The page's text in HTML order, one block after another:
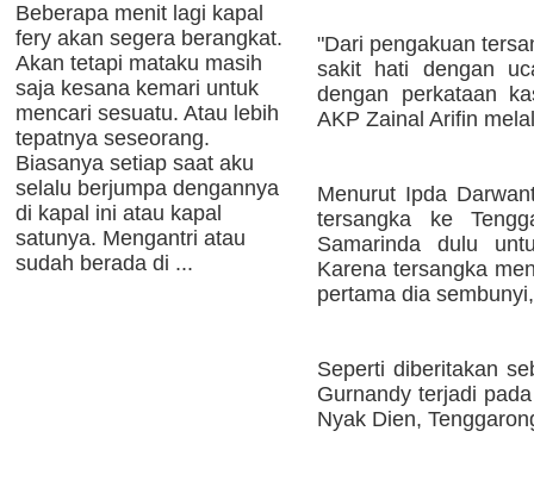
Beberapa menit lagi kapal
fery akan segera berangkat.
Akan tetapi mataku masih
saja kesana kemari untuk
mencari sesuatu. Atau lebih
tepatnya seseorang.
Biasanya setiap saat aku
selalu berjumpa dengannya
di kapal ini atau kapal
satunya. Mengantri atau
sudah berada di ...
"Dari pengakuan
sakit hati dengan
dengan perkataan
AKP Zainal Arifin
Menurut Ipda
tersangka ke
Samarinda dulu
Karena tersangka
pertama dia
Seperti diberitakan
Gurnandy terjadi
Nyak Dien,